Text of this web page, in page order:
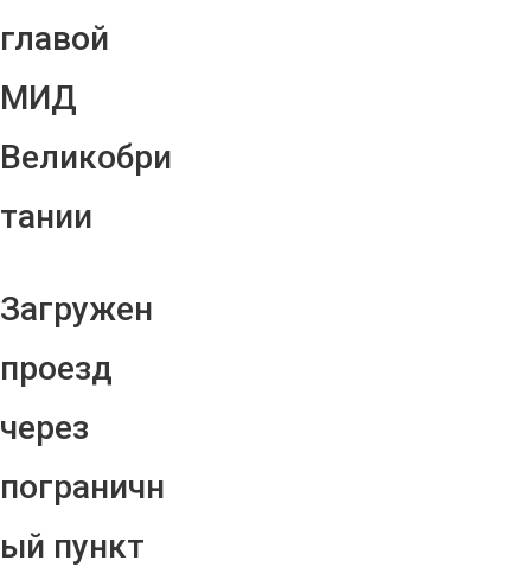
главой
МИД
Великобри
тании
Загружен
проезд
через
пограничн
ый пункт